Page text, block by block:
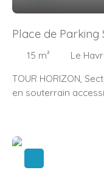
Place de Parking
15 m² Le
TOUR HORIZON,
en souterrain